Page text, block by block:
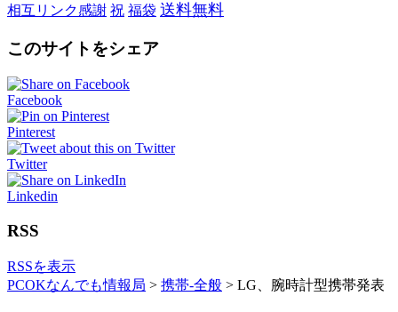
相互リンク感謝 祝 福袋 送料無料
このサイトをシェア
Facebook
Pinterest
Twitter
Linkedin
RSS
RSSを表示
PCOKなんでも情報局 > 携帯-全般 > LG、腕時計型携帯発表